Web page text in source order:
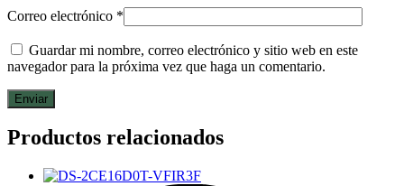
Correo electrónico *
Guardar mi nombre, correo electrónico y sitio web en este
navegador para la próxima vez que haga un comentario.
Productos relacionados